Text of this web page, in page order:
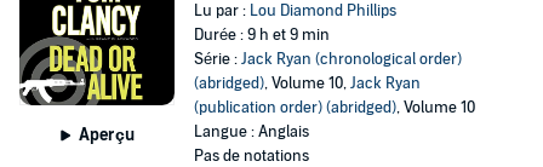
Aperçu
Lu par : Lou Diamond Phillips
Durée : 9 h et 9 min
Série :Jack Ryan (chronological order)
(abridged), Volume 10,Jack Ryan
(publication order) (abridged), Volume 10
Langue : Anglais
Pas de notations